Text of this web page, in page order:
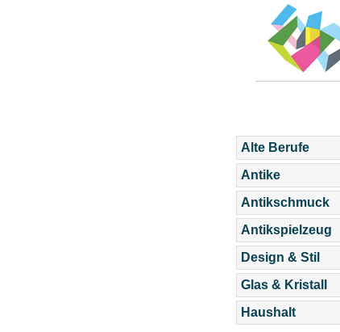
Alte Berufe
Antike
Antikschmuck
Antikspielzeug
Design & Stil
Glas & Kristall
Haushalt